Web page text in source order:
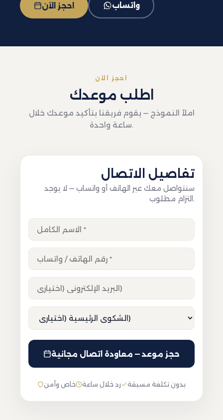
احجز الآن واتساب
احجز الآن
اطلب موعدك
املاً النموذج — يقوم فريقنا بتأكيد موعدك خلال
ساعة واحدة.
تفاصيل الاتصال
سنتواصل معك عبر الهاتف أو واتساب — لا يوجد
التزام مطلوب.
حجز موعد — معاودة اتصال مجانية
خاص وآمن رد خلال ساعة بدون تكلفة مسبقة